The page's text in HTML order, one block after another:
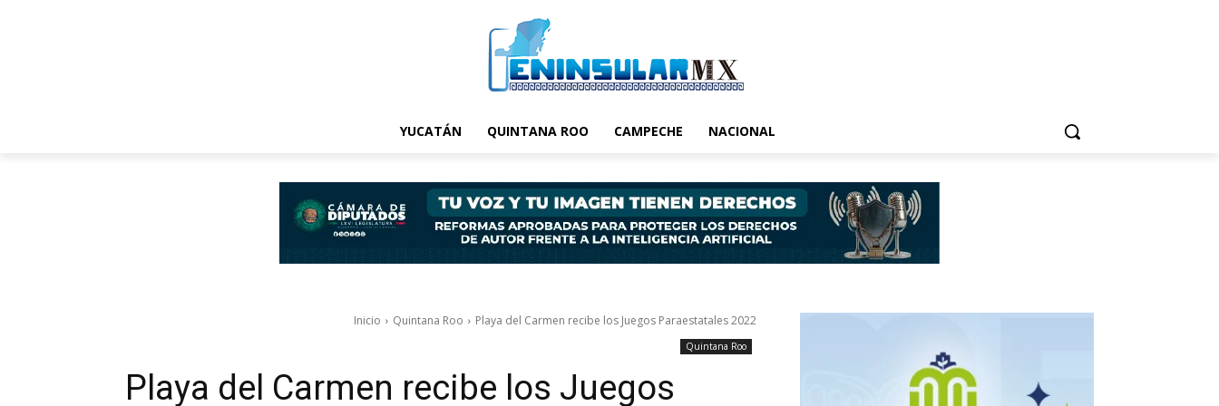
YUCATÁN QUINTANA ROO CAMPECHE NACIONAL
Inicio Quintana Roo Playa del Carmen recibe los Juegos Paraestatales 2022
Quintana Roo
Playa del Carmen recibe los Juegos